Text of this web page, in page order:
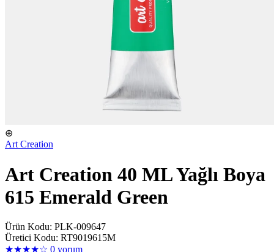
⊕
Art Creation
Art Creation 40 ML Yağlı Boya
615 Emerald Green
Ürün Kodu: PLK-009647
Üretici Kodu: RT9019615M
★★★★☆ 0 yorum